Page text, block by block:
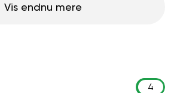
Vis endnu mere
4